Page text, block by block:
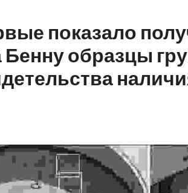
показало
Бенну образцы